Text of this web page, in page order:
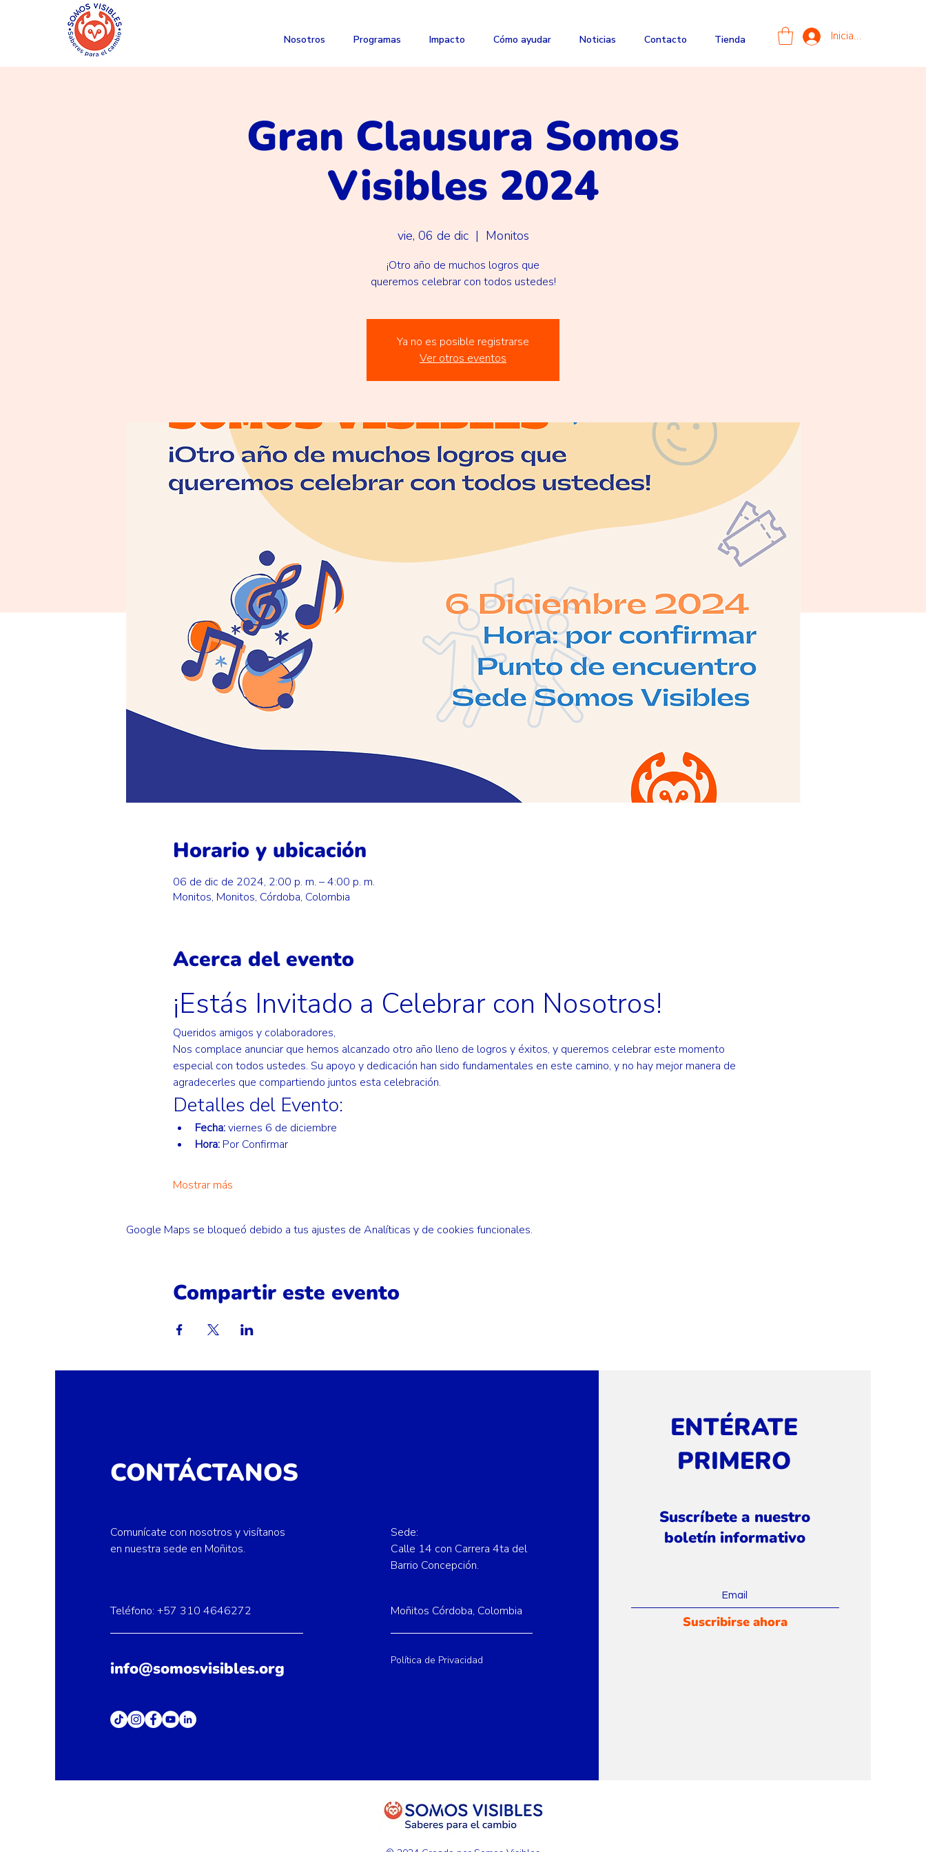
Nosotros Programas Impacto Cómo ayudar Noticias Contacto Tienda Iniciar sesión
Gran Clausura Somos
Visibles 2024
vie, 06 de dic
  |
Monitos
¡Otro año de muchos logros que
queremos celebrar con todos ustedes!
Ya no es posible registrarse
Ver otros eventos
Horario y ubicación
06 de dic de 2024, 2:00 p. m. – 4:00 p. m.
Monitos, Monitos, Córdoba, Colombia
Acerca del evento
¡Estás Invitado a Celebrar con Nosotros!
Queridos amigos y colaboradores,
Nos complace anunciar que hemos alcanzado otro año lleno de logros y éxitos, y queremos celebrar este momento
especial con todos ustedes. Su apoyo y dedicación han sido fundamentales en este camino, y no hay mejor manera de
agradecerles que compartiendo juntos esta celebración.
Detalles del Evento:
Fecha: viernes 6 de diciembre
Hora: Por Confirmar
Mostrar más
Google Maps se bloqueó debido a tus ajustes de Analíticas y de cookies funcionales.
Compartir este evento
CONTÁCTANOS
Comunícate con nosotros y visítanos
en nuestra sede en Moñitos.
Teléfono: +57 310 4646272
info@somosvisibles.org
Sede:
Calle 14 con Carrera 4ta del
Barrio Concepción.
Moñitos Córdoba, Colombia
Política de Privacidad
ENTÉRATE
PRIMERO
Suscríbete a nuestro
boletín informativo
Suscribirse ahora